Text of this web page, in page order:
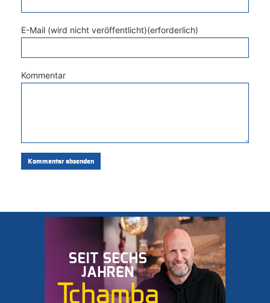
E-Mail (wird nicht veröffentlicht)(erforderlich)
Kommentar